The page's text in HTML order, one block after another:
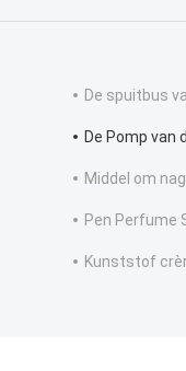
De spuitbus
De Pomp van
Middel om
Pen Perfume
Kunststof